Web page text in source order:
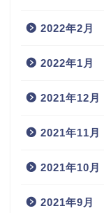
2022年2月
2022年1月
2021年12月
2021年11月
2021年10月
2021年9月